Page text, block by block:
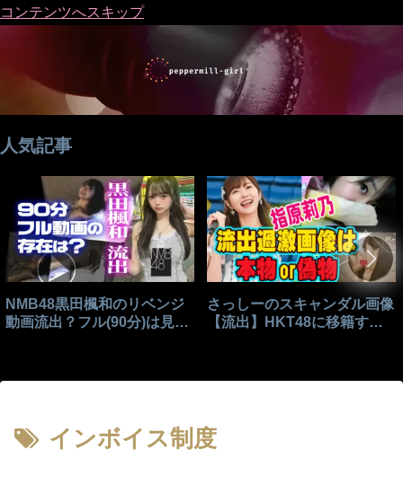
コンテンツへスキップ
人気記事
NMB48黒田楓和のリベンジ
動画流出？フル(90分)は見れ
さっしーのスキャンダル画像
【流出】HKT48に移籍する
インボイス制度